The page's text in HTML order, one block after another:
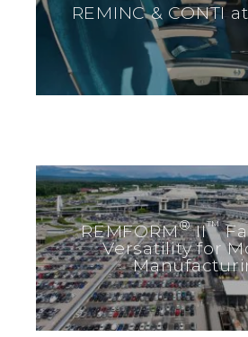
REMINC & CONTI
REMFORM®II™
Versatility for